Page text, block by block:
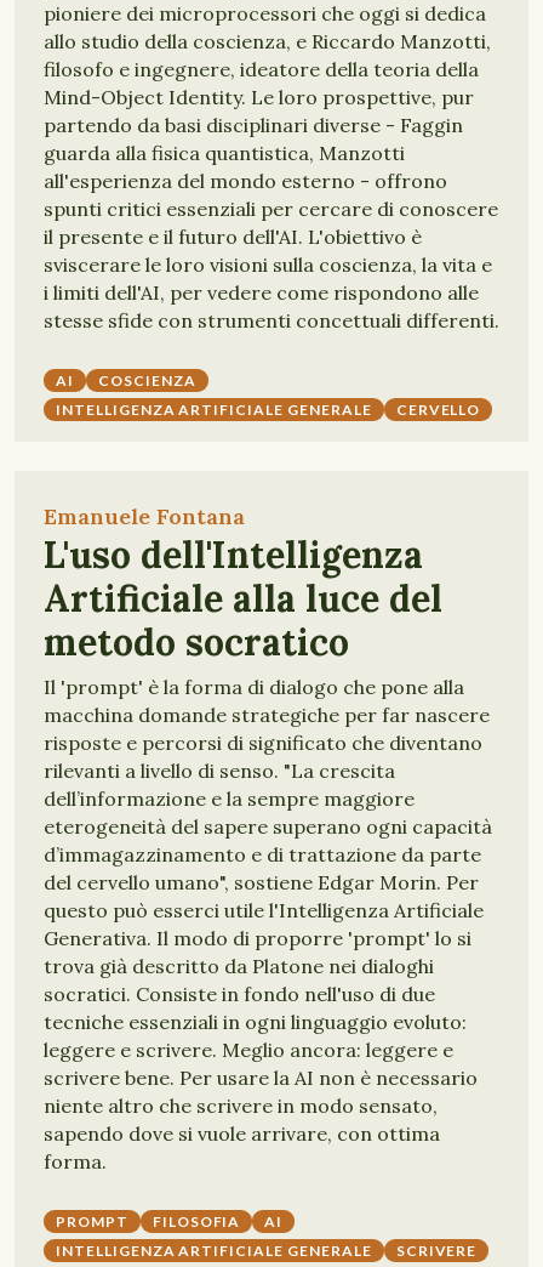
pioniere dei microprocessori che oggi si dedica
allo studio della coscienza, e Riccardo Manzotti,
filosofo e ingegnere, ideatore della teoria della
Mind-Object Identity. Le loro prospettive, pur
partendo da basi disciplinari diverse - Faggin
guarda alla fisica quantistica, Manzotti
all'esperienza del mondo esterno - offrono
spunti critici essenziali per cercare di conoscere
il presente e il futuro dell'AI. L'obiettivo è
sviscerare le loro visioni sulla coscienza, la vita e
i limiti dell'AI, per vedere come rispondono alle
stesse sfide con strumenti concettuali differenti.
AI
COSCIENZA
INTELLIGENZA ARTIFICIALE GENERALE
CERVELLO
Emanuele Fontana
L'uso dell'Intelligenza
Artificiale alla luce del
metodo socratico
Il 'prompt' è la forma di dialogo che pone alla
macchina domande strategiche per far nascere
risposte e percorsi di significato che diventano
rilevanti a livello di senso. "La crescita
dell’informazione e la sempre maggiore
eterogeneità del sapere superano ogni capacità
d’immagazzinamento e di trattazione da parte
del cervello umano", sostiene Edgar Morin. Per
questo può esserci utile l'Intelligenza Artificiale
Generativa. Il modo di proporre 'prompt' lo si
trova già descritto da Platone nei dialoghi
socratici. Consiste in fondo nell'uso di due
tecniche essenziali in ogni linguaggio evoluto:
leggere e scrivere. Meglio ancora: leggere e
scrivere bene. Per usare la AI non è necessario
niente altro che scrivere in modo sensato,
sapendo dove si vuole arrivare, con ottima
forma.
PROMPT FILOSOFIA
AI
INTELLIGENZA ARTIFICIALE GENERALE
SCRIVERE